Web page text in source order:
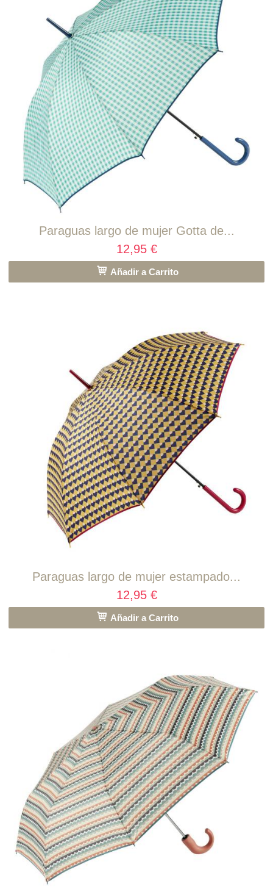
Paraguas largo de mujer Gotta de...
12,95 €
Añadir a Carrito
Paraguas largo de mujer estampado...
12,95 €
Añadir a Carrito